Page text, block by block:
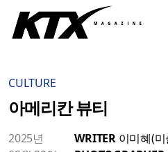
CULTURE
아메리칸 뷰티
2025년
WRITER 이미혜(